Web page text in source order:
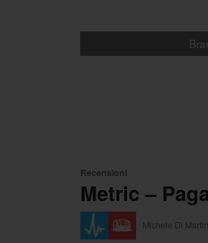
Recensioni
Metric –
Michele Di